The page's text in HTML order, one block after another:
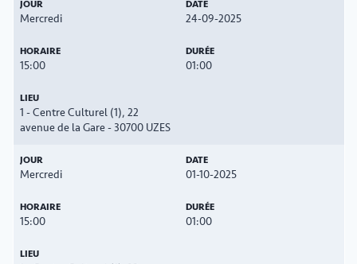
Mercredi 24-09-2025
15:00 01:00
1 - Centre Culturel (1), 22
avenue de la Gare - 30700 UZES
Mercredi 01-10-2025
15:00 01:00